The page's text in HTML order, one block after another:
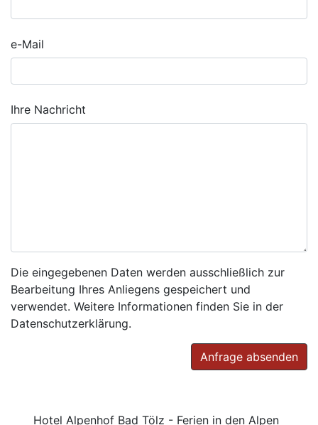
e-Mail
Ihre Nachricht
Die eingegebenen Daten werden ausschließlich zur
Bearbeitung Ihres Anliegens gespeichert und
verwendet. Weitere Informationen finden Sie in der
Datenschutzerklärung.
Anfrage absenden
Hotel Alpenhof Bad Tölz - Ferien in den Alpen